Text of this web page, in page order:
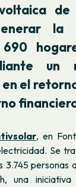
de
la
un
en el
, en
Se
3.745 personas
una